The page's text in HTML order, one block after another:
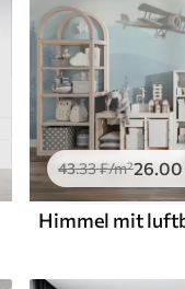
43.33₣/m²26.00